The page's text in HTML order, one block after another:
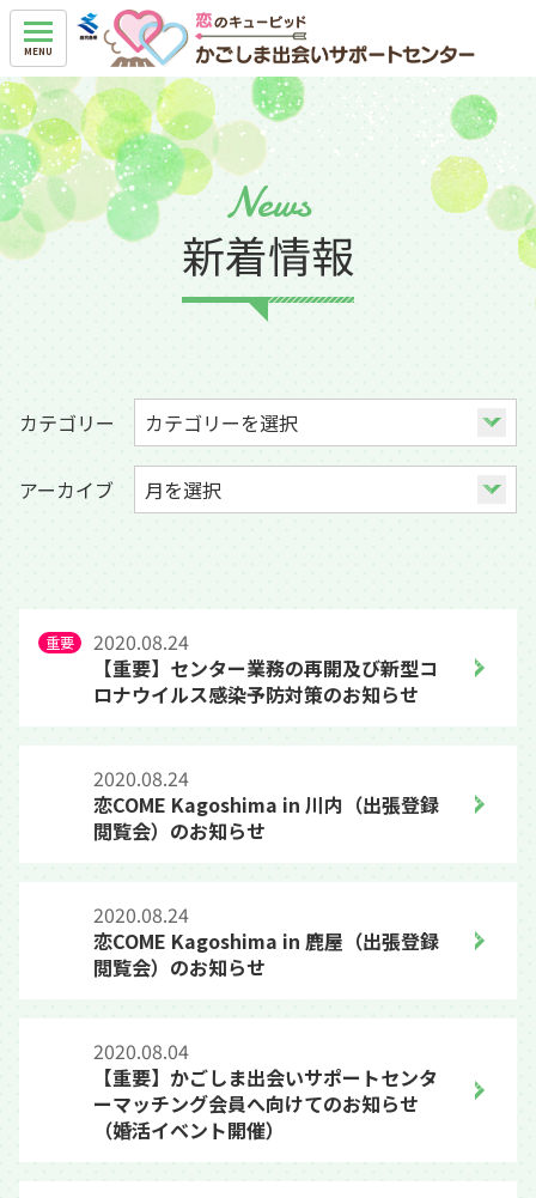
News
新着情報
2020.08.24
【重要】センター業務の再開及び新型コ
ロナウイルス感染予防対策のお知らせ
2020.08.24
恋COME Kagoshima in 川内（出張登録
閲覧会）のお知らせ
2020.08.24
恋COME Kagoshima in 鹿屋（出張登録
閲覧会）のお知らせ
2020.08.04
【重要】かごしま出会いサポートセンタ
ーマッチング会員へ向けてのお知らせ
（婚活イベント開催）
カテゴリー
アーカイブ